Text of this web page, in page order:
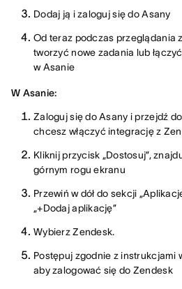
Dodaj ją i zaloguj się do Asany
Od teraz podczas przeglądania
tworzyć nowe zadania lub
w Asanie
W Asanie:
Zaloguj się do Asany i przejdź
chcesz włączyć integrację z
Kliknij przycisk „Dostosuj”,
górnym rogu ekranu
Przewiń w dół do sekcji
„+Dodaj aplikację”
Wybierz Zendesk.
Postępuj zgodnie z instrukcjami
aby zalogować się do Zendesk